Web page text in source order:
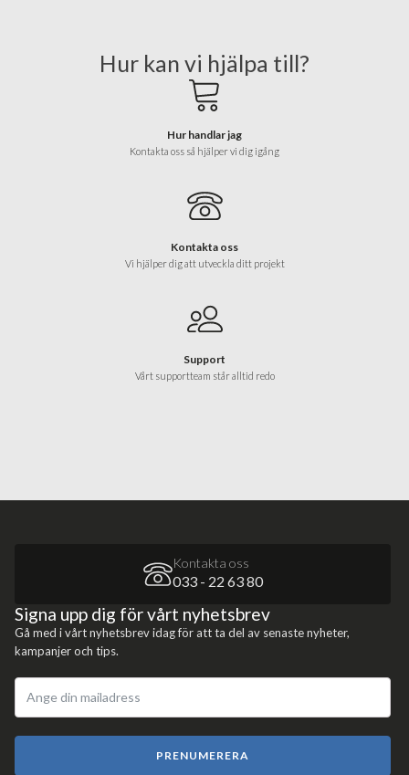
Hur kan vi hjälpa till?
Hur handlar jag
Kontakta oss så hjälper vi dig igång
Kontakta oss
Vi hjälper dig att utveckla ditt projekt
Support
Vårt supportteam står alltid redo
Kontakta oss
033 - 22 63 80
Signa upp dig för vårt nyhetsbrev
Gå med i vårt nyhetsbrev idag för att ta del av senaste nyheter,
kampanjer och tips.
PRENUMERERA